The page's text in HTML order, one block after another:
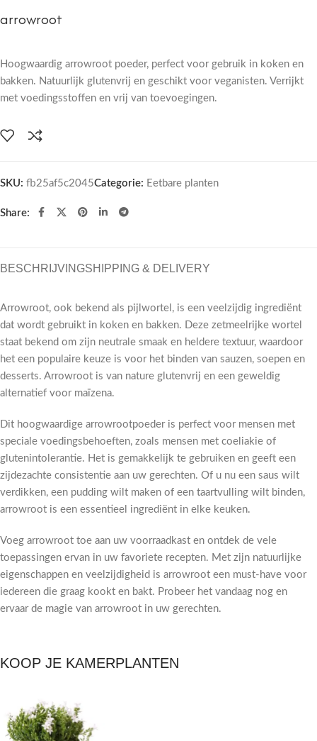
arrowroot
Hoogwaardig arrowroot poeder, perfect voor gebruik in koken en
bakken. Natuurlijk glutenvrij en geschikt voor veganisten. Verrijkt
met voedingsstoffen en vrij van toevoegingen.
SKU: fb25af5c2045Categorie: Eetbare planten
Share:
BESCHRIJVINGSHIPPING & DELIVERY
Arrowroot, ook bekend als pijlwortel, is een veelzijdig ingrediënt
dat wordt gebruikt in koken en bakken. Deze zetmeelrijke wortel
staat bekend om zijn neutrale smaak en heldere textuur, waardoor
het een populaire keuze is voor het binden van sauzen, soepen en
desserts. Arrowroot is van nature glutenvrij en een geweldig
alternatief voor maïzena.
Dit hoogwaardige arrowrootpoeder is perfect voor mensen met
speciale voedingsbehoeften, zoals mensen met coeliakie of
glutenintolerantie. Het is gemakkelijk te gebruiken en geeft een
zijdezachte consistentie aan uw gerechten. Of u nu een saus wilt
verdikken, een pudding wilt maken of een taartvulling wilt binden,
arrowroot is een essentieel ingrediënt in elke keuken.
Voeg arrowroot toe aan uw voorraadkast en ontdek de vele
toepassingen ervan in uw favoriete recepten. Met zijn natuurlijke
eigenschappen en veelzijdigheid is arrowroot een must-have voor
iedereen die graag kookt en bakt. Probeer het vandaag nog en
ervaar de magie van arrowroot in uw gerechten.
KOOP JE KAMERPLANTEN